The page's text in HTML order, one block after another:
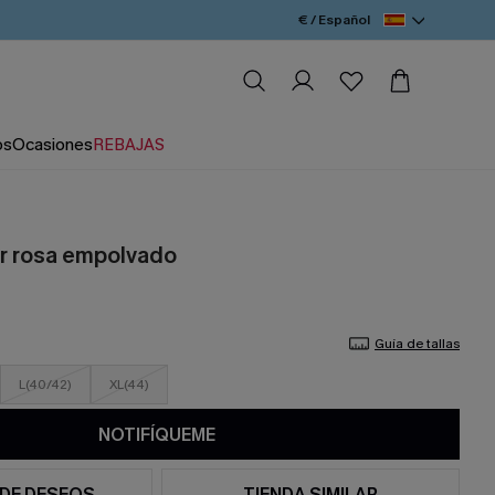
€ / Español
OcasionesREBAJAS
rosa empolvado
Guía de tallas
L(40/42) XL(44)
NOTIFÍQUEME